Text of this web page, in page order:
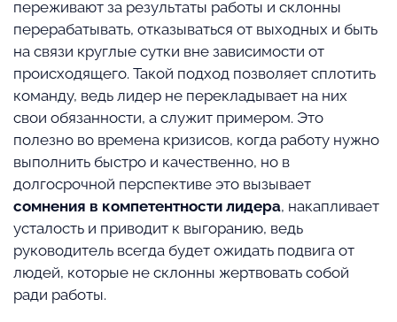
переживают за результаты работы и склонны
перерабатывать, отказываться от выходных и быть
на связи круглые сутки вне зависимости от
происходящего. Такой подход позволяет сплотить
команду, ведь лидер не перекладывает на них
свои обязанности, а служит примером. Это
полезно во времена кризисов, когда работу нужно
выполнить быстро и качественно, но в
долгосрочной перспективе это вызывает
сомнения в компетентности лидера, накапливает
усталость и приводит к выгоранию, ведь
руководитель всегда будет ожидать подвига от
людей, которые не склонны жертвовать собой
ради работы.